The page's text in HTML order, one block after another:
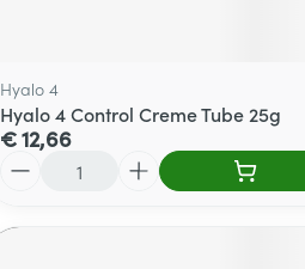
Hyalo 4
Hyalo 4 Control Creme Tube 25g
€ 12,66